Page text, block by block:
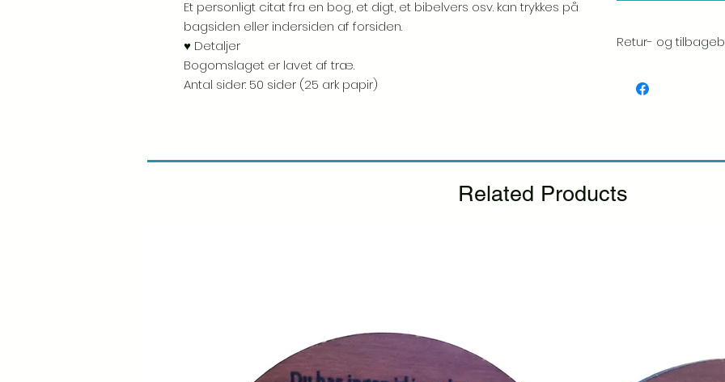
Et personligt citat fra en bog, et digt, et bibelvers osv. kan trykkes på
bagsiden eller indersiden af forsiden.
♥ Detaljer
Bogomslaget er lavet af træ.
Antal sider: 50 sider (25 ark papir)
Retur- og
of every item. Your
package, please
Please see our
Related Products